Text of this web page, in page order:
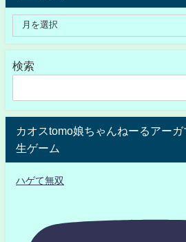
検索
カオスtomo娘ちゃんねーるアー
生ゲーム
ハゲて無双